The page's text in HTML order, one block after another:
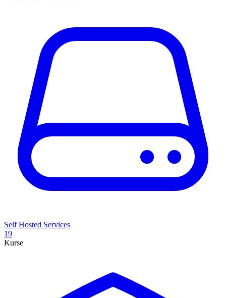
Self Hosted Services
19
Kurse